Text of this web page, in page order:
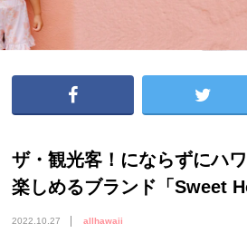
ザ・観光客！にならずにハ
楽しめるブランド「Sweet
2022.10.27 allhawaii